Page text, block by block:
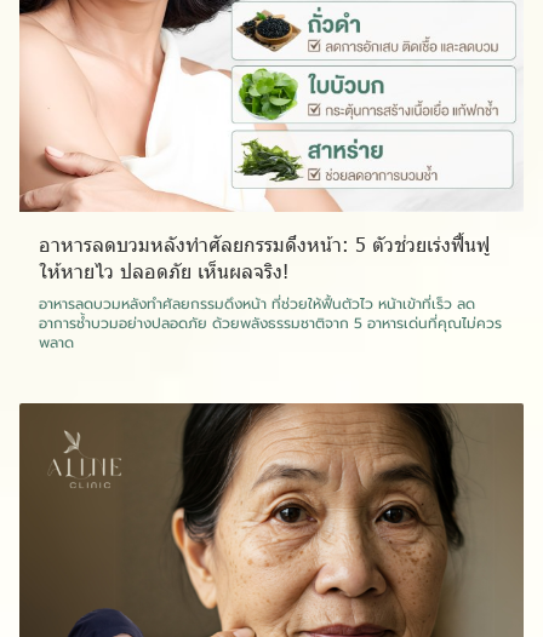
อาหารลดบวมหลังทำศัลยกรรมดึงหน้า: 5 ตัวช่วยเร่งฟื้นฟู
ให้หายไว ปลอดภัย เห็นผลจริง!
อาหารลดบวมหลังทำศัลยกรรมดึงหน้า ที่ช่วยให้ฟื้นตัวไว หน้าเข้าที่เร็ว ลด
อาการช้ำบวมอย่างปลอดภัย ด้วยพลังธรรมชาติจาก 5 อาหารเด่นที่คุณไม่ควร
พลาด